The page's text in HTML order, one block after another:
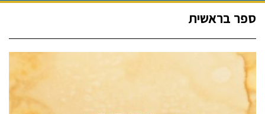
ספר בראשית